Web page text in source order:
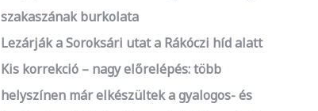
szakaszának burkolata
Lezárják a Soroksári utat a Rákóczi híd alatt
Kis korrekció – nagy előrelépés: több
helyszínen már elkészültek a gyalogos- és